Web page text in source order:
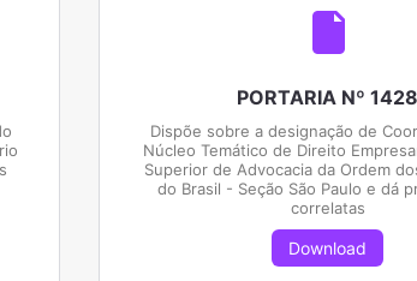
PORTARIA Nº 1428
Dispõe sobre a designação de
Núcleo Temático de Direito
Superior de Advocacia da Ordem
do Brasil - Seção São Paulo e dá
correlatas
Download